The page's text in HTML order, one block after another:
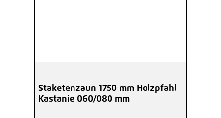
Staketenzaun 1750 mm Holzpfahl
Kastanie 060/080 mm